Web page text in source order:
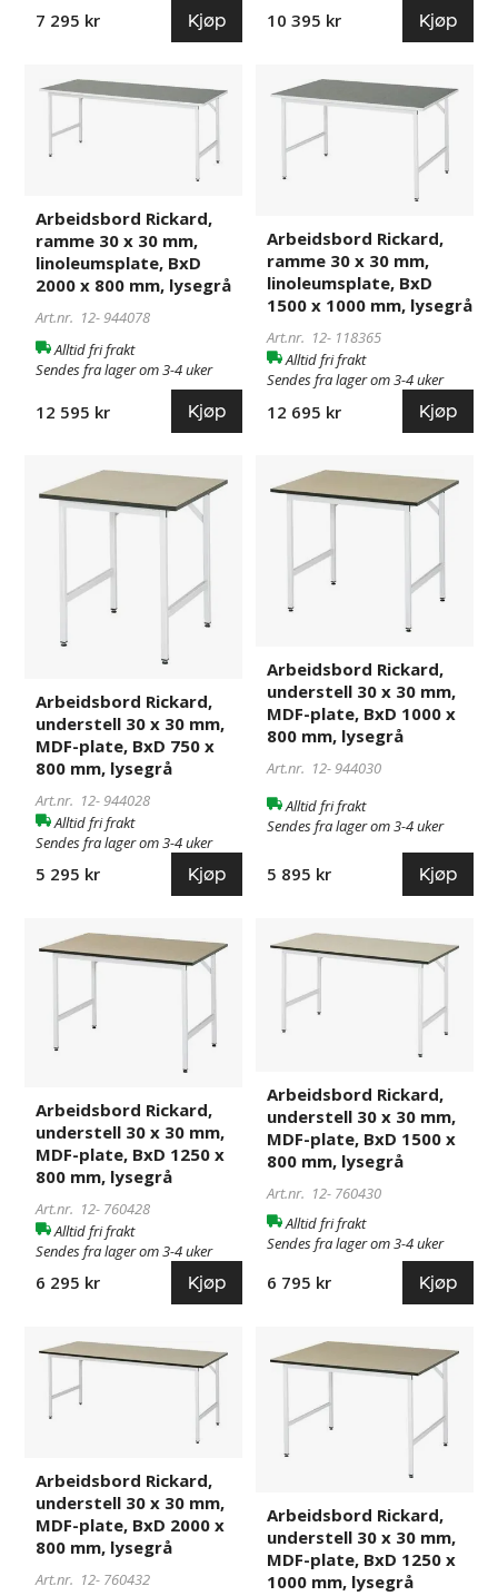
7 295 kr Kjøp 10 395 kr Kjøp
Arbeidsbord
Rickard,
ramme
mm,
linoleumsplate,
BxD
2000
800
mm,
944078
Arbeidsbord Rickard,
ramme 30 x 30 mm,
linoleumsplate, BxD
2000 x 800 mm, lysegrå
Art.nr. 12-944078
Alltid fri frakt
Sendes fra lager om 3-4 uker
12 595 kr Kjøp
Arbeidsbord
Rickard,
linoleumsplate,
BxD
1500
1000
mm,
lysegrå
118365
Arbeidsbord Rickard,
ramme 30 x 30 mm,
linoleumsplate, BxD
1500 x 1000 mm, lysegrå
Art.nr. 12- 118365
Alltid fri frakt
Sendes fra lager om 3-4 uker
12 695 kr Kjøp
Arbeidsbord
Rickard,
understell
MDF-
750
800
lysegrå
Arbeidsbord Rickard,
understell 30 x 30 mm,
MDF-plate, BxD 750 x
800 mm, lysegrå
Art.nr. 12-944028
Alltid fri frakt
Sendes fra lager om 3-4 uker
5 295 kr Kjøp
Arbeidsbord
Rickard,
understell
mm,
plate,
BxD
1000
800
lysegrå
Arbeidsbord Rickard,
understell 30 x 30 mm,
MDF-plate, BxD 1000 x
800 mm, lysegrå
Art.nr. 12-944030
Alltid fri frakt
Sendes fra lager om 3-4 uker
5 895 kr Kjøp
Arbeidsbord
Rickard,
understell
MDF-
plate,
BxD
1250
800
mm,
lysegrå
760428
Arbeidsbord Rickard,
understell 30 x 30 mm,
MDF-plate, BxD 1250 x
800 mm, lysegrå
Art.nr. 12- 760428
Alltid fri frakt
Sendes fra lager om 3-4 uker
6 295 kr Kjøp
Arbeidsbord
Rickard,
MDF-
plate,
BxD
1500
800
mm,
lysegrå
760430
Arbeidsbord Rickard,
understell 30 x 30 mm,
MDF-plate, BxD 1500 x
800 mm, lysegrå
Art.nr. 12- 760430
Alltid fri frakt
Sendes fra lager om 3-4 uker
6 795 kr Kjøp
Arbeidsbord
Rickard,
understell
mm,
MDF-
plate,
BxD
2000
760432
Arbeidsbord Rickard,
understell 30 x 30 mm,
MDF-plate, BxD 2000 x
800 mm, lysegrå
Art.nr. 12- 760432
Arbeidsbord
Rickard,
MDF-
plate,
BxD
1250
Arbeidsbord Rickard,
understell 30 x 30 mm,
MDF-plate, BxD 1250 x
1000 mm, lysegrå